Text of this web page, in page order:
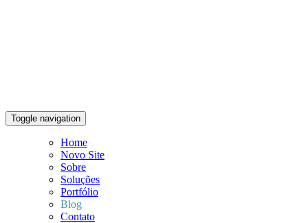
Toggle navigation
Home
Novo Site
Sobre
Soluções
Portfólio
Blog
Contato